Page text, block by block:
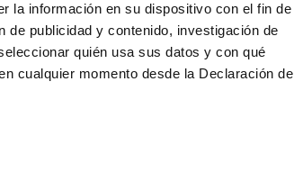
la información en su dispositivo con el fin de
de publicidad y contenido, investigación de
quién usa sus datos y con qué
cualquier momento desde la Declaración de